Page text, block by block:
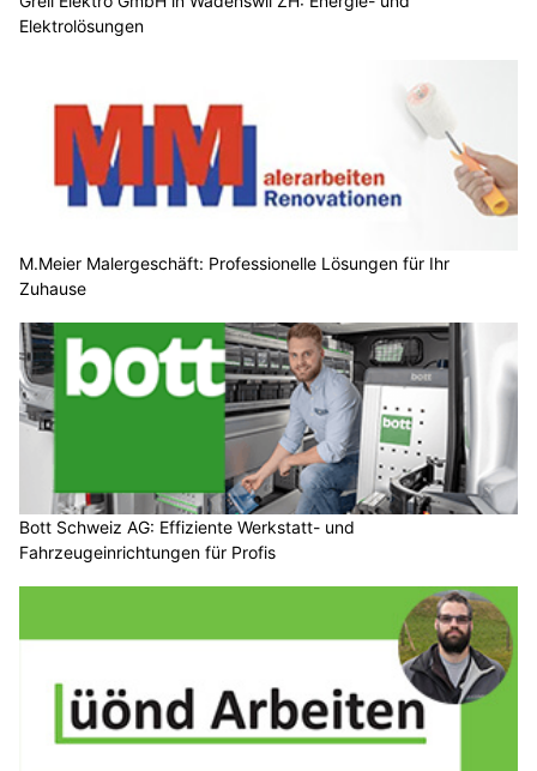
Elektrolösungen
M.Meier Malergeschäft: Professionelle Lösungen für Ihr
Zuhause
Bott Schweiz AG: Effiziente Werkstatt- und
Fahrzeugeinrichtungen für Profis